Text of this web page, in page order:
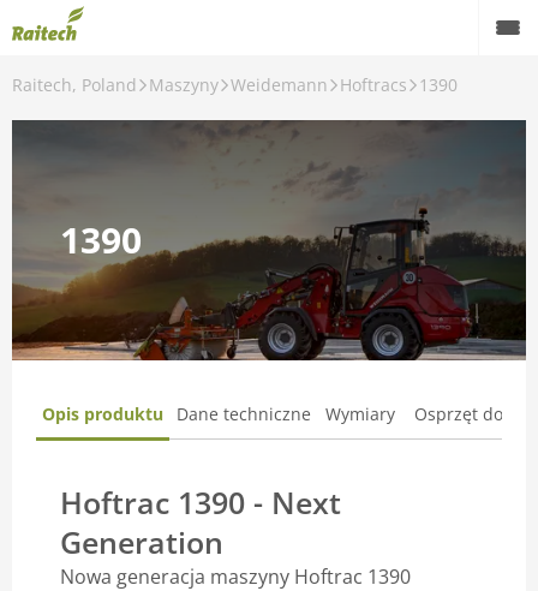
Raitech, Poland Maszyny Weidemann Hoftracs 1390
1390
Opis produktu Dane techniczne Wymiary Osprzęt
Hoftrac 1390 - Next
Generation
Nowa generacja maszyny Hoftrac 1390
Maszyny używane
Serwis
Rolnictwo precyzyjne
Finansowanie
Kariera
Blog